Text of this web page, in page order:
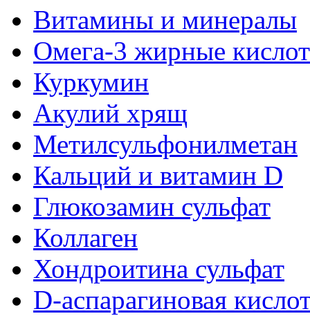
Витамины и минералы
Омега-3 жирные
Куркумин
Акулий хрящ
Метилсульфонилметан
Кальций и витамин D
Глюкозамин сульфат
Коллаген
Хондроитина сульфат
D-аспарагиновая